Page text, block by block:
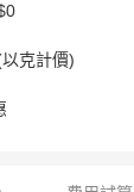
克計價)